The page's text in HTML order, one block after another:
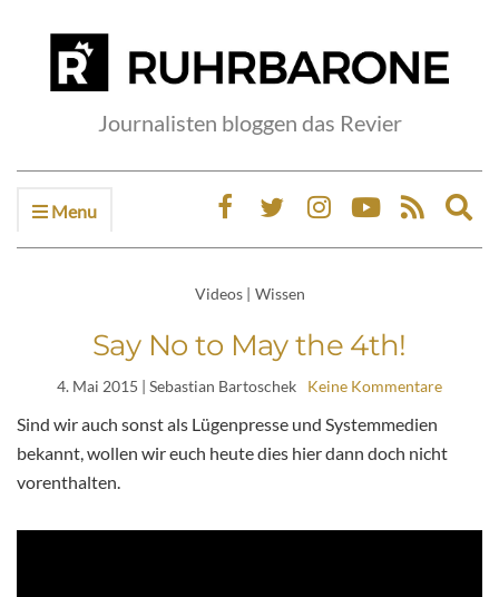
Journalisten bloggen das Revier
Menu
Videos | Wissen
Say No to May the 4th!
4. Mai 2015 | Sebastian Bartoschek Keine Kommentare
Sind wir auch sonst als Lügenpresse und Systemmedien
bekannt, wollen wir euch heute dies hier dann doch nicht
vorenthalten.